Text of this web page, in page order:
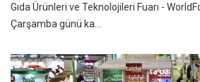
Gıda Ürünleri ve Teknolojileri Fuarı -
Çarşamba günü ka...